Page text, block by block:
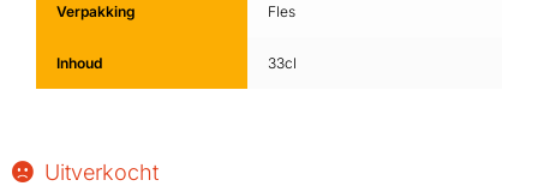
Verpakking Fles
Inhoud 33cl
Uitverkocht